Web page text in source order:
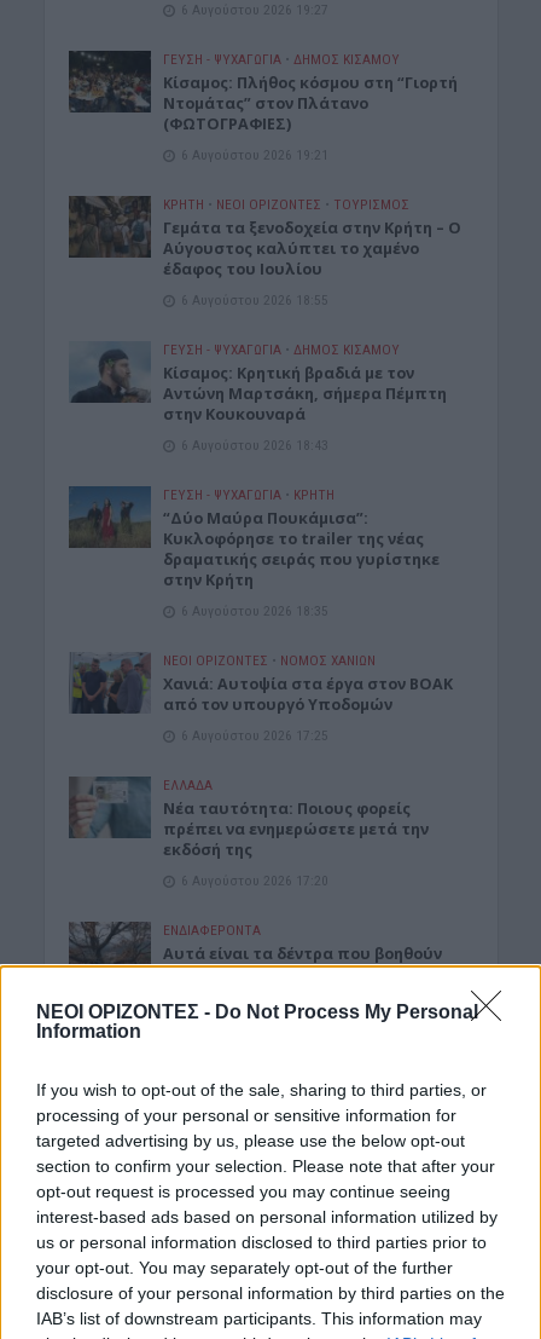
ΝΕΟΙ ΟΡΙΖΟΝΤΕΣ - Do Not Process My Personal
Information
If you wish to opt-out of the sale, sharing to third parties, or
processing of your personal or sensitive information for
targeted advertising by us, please use the below opt-out
section to confirm your selection. Please note that after your
opt-out request is processed you may continue seeing
interest-based ads based on personal information utilized by
us or personal information disclosed to third parties prior to
your opt-out. You may separately opt-out of the further
disclosure of your personal information by third parties on the
IAB’s list of downstream participants. This information may
6 Αυγούστου 2026 19:27
ΓΕΎΣΗ - ΨΥΧΑΓΩΓΊΑ • ΔΉΜΟΣ ΚΙΣΆΜΟΥ
Κίσαμος: Πλήθος κόσμου στη “Γιορτή
Ντομάτας” στον Πλάτανο
(ΦΩΤΟΓΡΑΦΙΕΣ)
6 Αυγούστου 2026 19:21
ΚΡΗΤΗ • ΝΕΟΙ ΟΡΙΖΟΝΤΕΣ • ΤΟΥΡΙΣΜΟΣ
Γεμάτα τα ξενοδοχεία στην Κρήτη – Ο
Αύγουστος καλύπτει το χαμένο
έδαφος του Ιουλίου
6 Αυγούστου 2026 18:55
ΓΕΎΣΗ - ΨΥΧΑΓΩΓΊΑ • ΔΉΜΟΣ ΚΙΣΆΜΟΥ
Kίσαμος: Κρητική βραδιά με τον
Αντώνη Μαρτσάκη, σήμερα Πέμπτη
στην Κουκουναρά
6 Αυγούστου 2026 18:43
ΓΕΎΣΗ - ΨΥΧΑΓΩΓΊΑ • ΚΡΗΤΗ
“Δύο Μαύρα Πουκάμισα”:
Κυκλοφόρησε το trailer της νέας
δραματικής σειράς που γυρίστηκε
στην Κρήτη
6 Αυγούστου 2026 18:35
ΝΕΟΙ ΟΡΙΖΟΝΤΕΣ • ΝΟΜΌΣ ΧΑΝΊΩΝ
Χανιά: Αυτοψία στα έργα στον ΒΟΑΚ
από τον υπουργό Υποδομών
6 Αυγούστου 2026 17:25
ΕΛΛΑΔΑ
Νέα ταυτότητα: Ποιους φορείς
πρέπει να ενημερώσετε μετά την
εκδόσή της
6 Αυγούστου 2026 17:20
ΕΝΔΙΑΦΕΡΟΝΤΑ
Αυτά είναι τα δέντρα που βοηθούν
στην προστασία των σπιτιών μας
Σύκο: Το φρούτο με τα μυστικά που
ίσως να μην γνωρίζεις
6 Αυγούστου 2026 17:11
ΝΟΜΌΣ ΧΑΝΊΩΝ
Xανιά: Δίκτυο περισσότερων από 60
κρηνών πόσιμου νερού
6 Αυγούστου 2026 17:03
Δημοφιλή αυτή την εβδομάδα